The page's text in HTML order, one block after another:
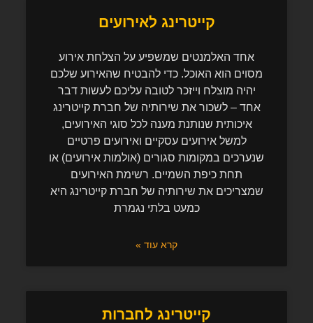
קייטרינג לאירועים
אחד האלמנטים שמשפיע על הצלחת אירוע
מסוים הוא האוכל. כדי להבטיח שהאירוע שלכם
יהיה מוצלח וייזכר לטובה עליכם לעשות דבר
אחד – לשכור את שירותיה של חברת קייטרינג
איכותית שנותנת מענה לכל סוגי האירועים,
למשל אירועים עסקיים ואירועים פרטיים
שנערכים במקומות סגורים (אולמות אירועים) או
תחת כיפת השמיים. רשימת האירועים
שמצריכים את שירותיה של חברת קייטרינג היא
כמעט בלתי נגמרת
קרא עוד »
קייטרינג לחברות